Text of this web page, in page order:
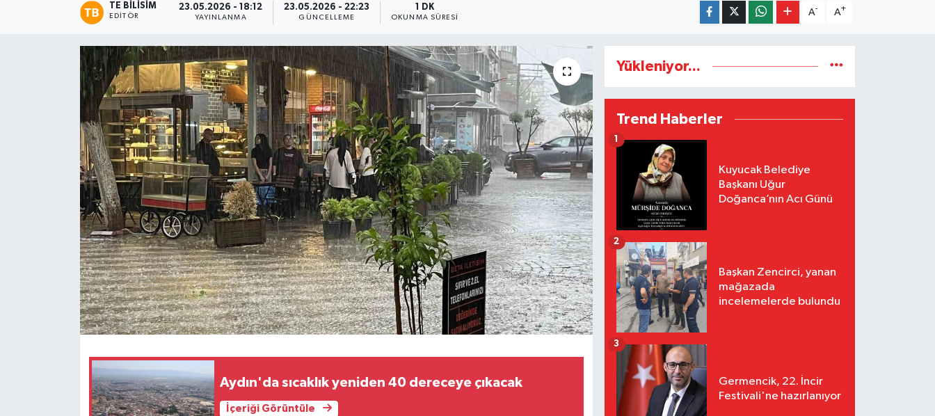
TE BILISIM
EDITÖR
23.05.2026 - 18:12
YAYINLANMA
23.05.2026 - 22:23
GÜNCELLEME
1 DK
OKUNMA SÜRESI
A- A+
Aydın'da sıcaklık yeniden 40 dereceye çıkacak
İçeriği Görüntüle
Yükleniyor...
Trend Haberler
Kuyucak Belediye
Başkanı Uğur
Doğanca’nın Acı Günü
1
Başkan Zencirci, yanan
mağazada
incelemelerde bulundu
2
Germencik, 22. İncir
Festivali'ne hazırlanıyor
3